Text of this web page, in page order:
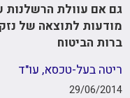
גם אם עוולת הרשלנות
מודעות לתוצאה של
ברות הביטוח
ריטה בעל-טכסא, עו"ד
29/06/2014